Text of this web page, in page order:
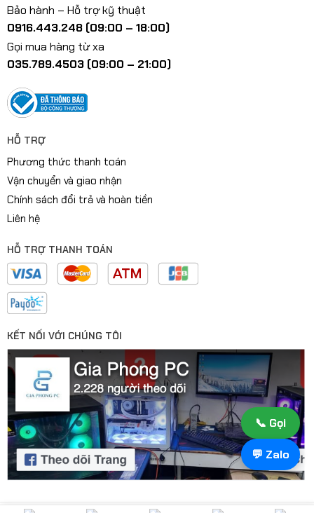
Bảo hành – Hỗ trợ kỹ thuật
0916.443.248 (09:00 – 18:00)
Gọi mua hàng từ xa
035.789.4503 (09:00 – 21:00)
HỖ TRỢ
Phương thức thanh toán
Vận chuyển và giao nhận
Chính sách đổi trả và hoàn tiền
Liên hệ
HỖ TRỢ THANH TOÁN
KẾT NỐI VỚI CHÚNG TÔI
📞 Gọi
💬 Zalo